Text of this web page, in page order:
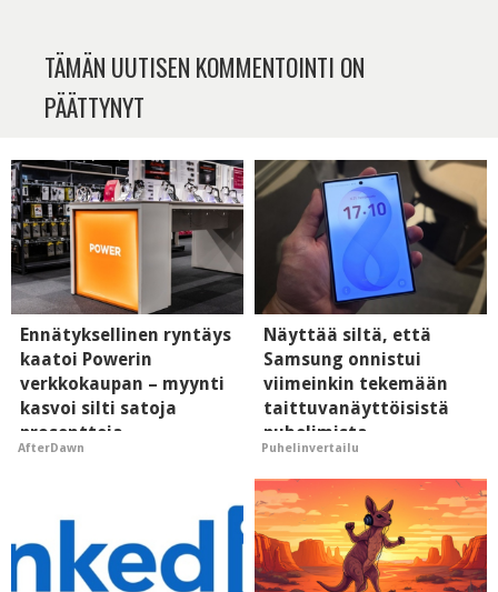
TÄMÄN UUTISEN KOMMENTOINTI ON
PÄÄTTYNYT
Ennätyksellinen ryntäys
kaatoi Powerin
verkkokaupan – myynti
kasvoi silti satoja
prosentteja
AfterDawn
Näyttää siltä, että
Samsung onnistui
viimeinkin tekemään
taittuvanäyttöisistä
puhelimista
supersuosittuja
Puhelinvertailu